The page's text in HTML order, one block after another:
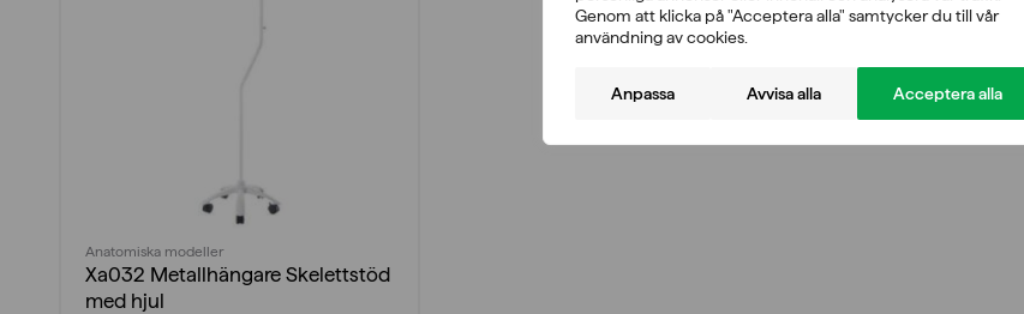
Genom att klicka på "Acceptera alla" samtycker du till vår
användning av cookies.
Anpassa Avvisa alla Acceptera alla
Anatomiska modeller
Xa032 Metallhängare Skelettstöd
med hjul